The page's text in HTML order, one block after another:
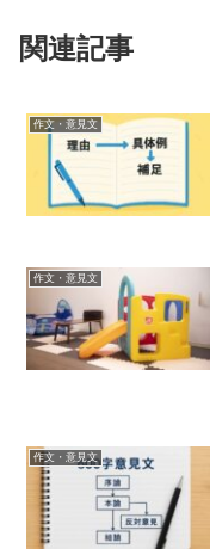
関連記事
作文・意見文
作文・意見文
作文・意見文